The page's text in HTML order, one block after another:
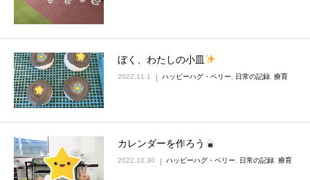
ぼく、わたしの小皿
2022.11.1 ハッピーハグ・ベリー 日常の記録 療育
カレンダーを作ろう
2022.10.30 ハッピーハグ・ベリー 日常の記録 療育